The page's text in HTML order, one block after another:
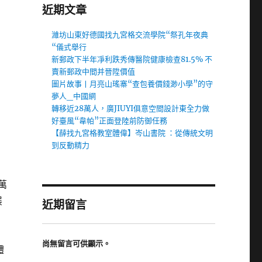
近期文章
濰坊山東好德國找九宮格交流學院“祭孔年夜典
“儀式舉行
新郵政下半年凈利跌秀傳醫院健康檢查81.5% 不
賣新郵政中間并晉陞價值
圖片故事丨月亮山瑤寨“查包養價錢渺小學”的守
夢人_中國網
轉移近28萬人，廣JIUYI俱意空間設計東全力做
好臺風“韋帕”正面登陸前防御任務
【薛找九宮格教室體偉】岑山書院 ：從傳統文明
到反動精力
近期留言
尚無留言可供顯示。